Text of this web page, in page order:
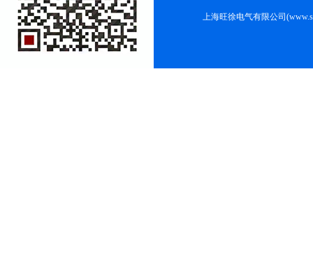
上海旺徐电气有限公司